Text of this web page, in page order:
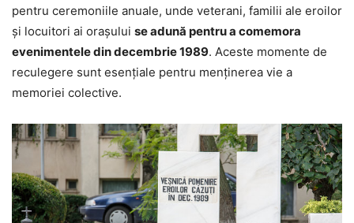
pentru ceremoniile anuale, unde veterani, familii ale eroilor
și locuitori ai orașului se adună pentru a comemora
evenimentele din decembrie 1989. Aceste momente de
reculegere sunt esențiale pentru menținerea vie a
memoriei colective.